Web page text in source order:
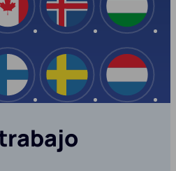
Ucrania
Bulgaria
Canadá
Finlandia Suecia